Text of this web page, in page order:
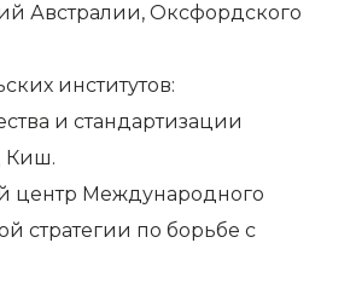
Австралии, Оксфордского
институтов:
и стандартизации
Киш.
центр Международного
стратегии по борьбе с